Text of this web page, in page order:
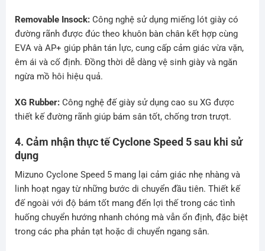
Removable Insock: Công nghệ sử dụng miếng lót giày có
đường rãnh được đúc theo khuôn bàn chân kết hợp cùng
EVA và AP+ giúp phân tán lực, cung cấp cảm giác vừa vặn,
êm ái và cố định. Đồng thời dễ dàng vệ sinh giày và ngăn
ngừa mồ hôi hiệu quả.
XG Rubber:Công nghệ đế giày sử dụng cao su XG được
thiết kế đường rãnh giúp bám sân tốt, chống trơn trượt.
4. Cảm nhận thực tế Cyclone Speed 5 sau khi sử
dụng
Mizuno Cyclone Speed 5 mang lại cảm giác nhẹ nhàng và
linh hoạt ngay từ những bước di chuyển đầu tiên. Thiết kế
đế ngoài với độ bám tốt mang đến lợi thế trong các tình
huống chuyển hướng nhanh chóng mà vẫn ổn định, đặc biệt
trong các pha phản tạt hoặc di chuyển ngang sân.